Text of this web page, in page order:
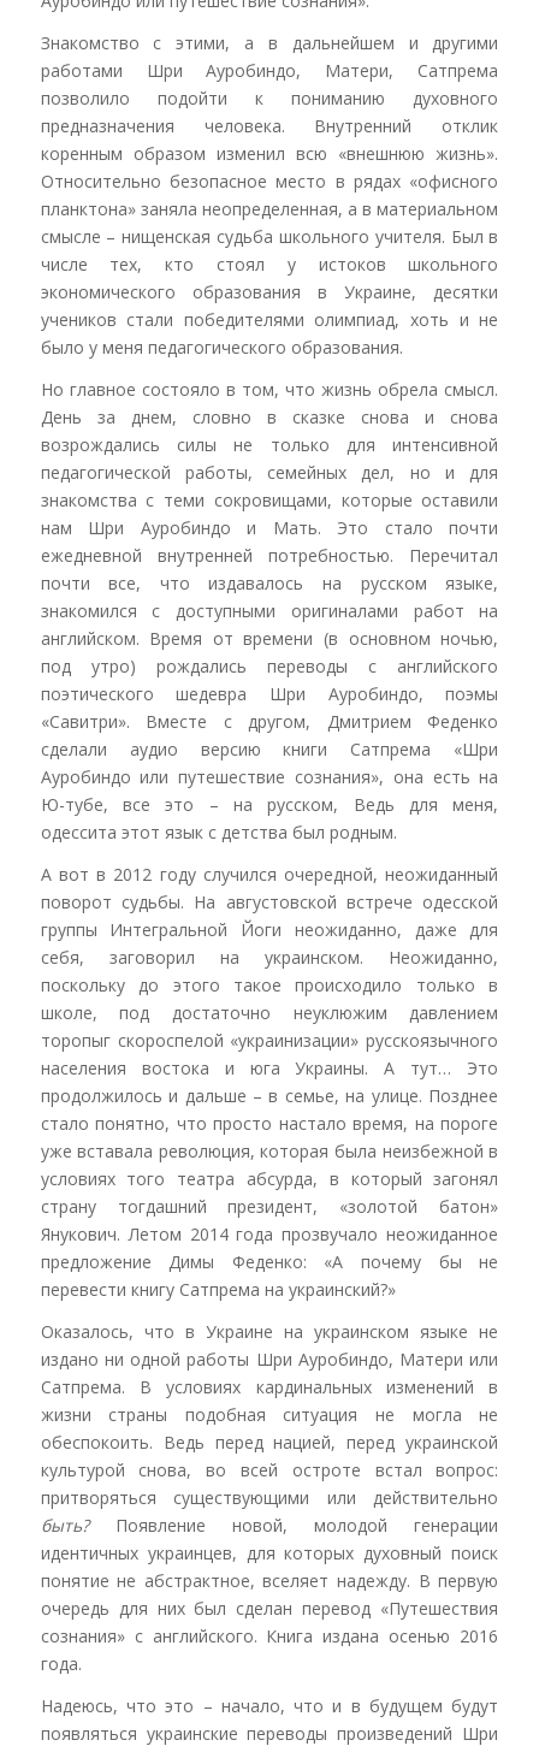
Знакомство с этими, а в дальнейшем и другими
работами Шри Ауробиндо, Матери, Сатпрема
позволило подойти к пониманию духовного
предназначения человека. Внутренний отклик
коренным образом изменил всю «внешнюю жизнь».
Относительно безопасное место в рядах «офисного
планктона» заняла неопределенная, а в материальном
смысле – нищенская судьба школьного учителя. Был в
числе тех, кто стоял у истоков школьного
экономического образования в Украине, десятки
учеников стали победителями олимпиад, хоть и не
было у меня педагогического образования.
Но главное состояло в том, что жизнь обрела смысл.
День за днем, словно в сказке снова и снова
возрождались силы не только для интенсивной
педагогической работы, семейных дел, но и для
знакомства с теми сокровищами, которые оставили
нам Шри Ауробиндо и Мать. Это стало почти
ежедневной внутренней потребностью. Перечитал
почти все, что издавалось на русском языке,
знакомился с доступными оригиналами работ на
английском. Время от времени (в основном ночью,
под утро) рождались переводы с английского
поэтического шедевра Шри Ауробиндо, поэмы
«Савитри». Вместе с другом, Дмитрием Феденко
сделали аудио версию книги Сатпрема «Шри
Ауробиндо или путешествие сознания», она есть на
Ю-тубе, все это – на русском, Ведь для меня,
одессита этот язык с детства был родным.
А вот в 2012 году случился очередной, неожиданный
поворот судьбы. На августовской встрече одесской
группы Интегральной Йоги неожиданно, даже для
себя, заговорил на украинском. Неожиданно,
поскольку до этого такое происходило только в
школе, под достаточно неуклюжим давлением
торопыг скороспелой «украинизации» русскоязычного
населения востока и юга Украины. А тут… Это
продолжилось и дальше – в семье, на улице. Позднее
стало понятно, что просто настало время, на пороге
уже вставала революция, которая была неизбежной в
условиях того театра абсурда, в который загонял
страну тогдашний президент, «золотой батон»
Янукович. Летом 2014 года прозвучало неожиданное
предложение Димы Феденко: «А почему бы не
перевести книгу Сатпрема на украинский?»
Оказалось, что в Украине на украинском языке не
издано ни одной работы Шри Ауробиндо, Матери или
Сатпрема. В условиях кардинальных изменений в
жизни страны подобная ситуация не могла не
обеспокоить. Ведь перед нацией, перед украинской
культурой снова, во всей остроте встал вопрос:
притворяться существующими или действительно
быть? Появление новой, молодой генерации
идентичных украинцев, для которых духовный поиск
понятие не абстрактное, вселяет надежду. В первую
очередь для них был сделан перевод «Путешествия
сознания» с английского. Книга издана осенью 2016
года.
Надеюсь, что это – начало, что и в будущем будут
появляться украинские переводы произведений Шри